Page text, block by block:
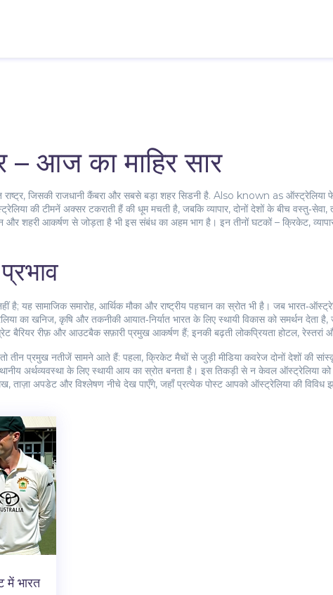
– आज का माहिर सार
राष्ट्र, जिसकी राजधानी कैंबरा और सबसे बड़ा शहर सिडनी है. Also known as ऑस्ट्रेलिया
की टीमनें अक्सर टकराती हैंकी धूम मचती है, जबकिव्यापार, दोनों देशों के बीच वस्तु‑सेवा,
और शहरी आकर्षण से जोड़ता है भी इस संबंध का अहम भाग है। इन तीनों घटकों – क्रिकेट,
सामाजिक समारोह, आर्थिक मौका और राष्ट्रीय पहचान का स्रोत भी है। जब
का खनिज, कृषि और तकनीकी आयात‑निर्यात भारत के लिए स्थायी विकास को समर्थन देता
बैरियर रीफ़ और आउटबैक सफ़ारी प्रमुख आकर्षण हैं; इनकी बढ़ती लोकप्रियता होटल, रेस्तरां
प्रमुख नतीजें सामने आते हैं: पहला, क्रिकेट मैचों से जुड़ी मीडिया कवरेज दोनों देशों की
अर्थव्यवस्था के लिए स्थायी आय का स्रोत बनता है। इस तिकड़ी से न केवल ऑस्ट्रेलिया
ताज़ा अपडेट और विश्लेषण नीचे देख पाएँगे, जहाँ प्रत्येक पोस्ट आपको ऑस्ट्रेलिया की विविध
में भारत